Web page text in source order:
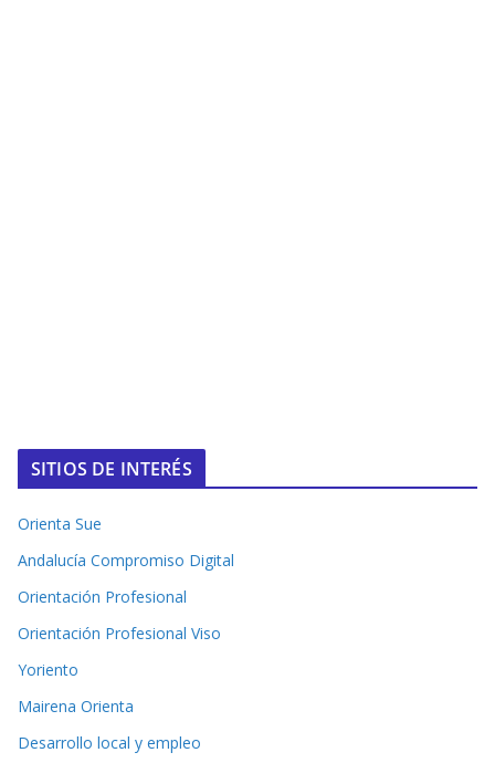
SITIOS DE INTERÉS
Orienta Sue
Andalucía Compromiso Digital
Orientación Profesional
Orientación Profesional Viso
Yoriento
Mairena Orienta
Desarrollo local y empleo